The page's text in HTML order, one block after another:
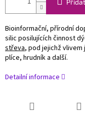
Bioinformační, přírodní
silic posilujících činnost
střeva, pod jejichž
plíce, hrudník a další.
Detailní informace